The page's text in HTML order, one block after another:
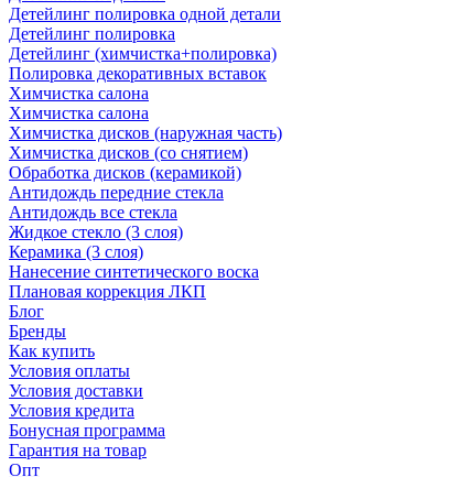
Детейлинг полировка одной детали
Детейлинг полировка
Детейлинг (химчистка+полировка)
Полировка декоративных вставок
Химчистка салона
Химчистка салона
Химчистка дисков (наружная часть)
Химчистка дисков (со снятием)
Обработка дисков (керамикой)
Антидождь передние стекла
Антидождь все стекла
Жидкое стекло (3 слоя)
Керамика (3 слоя)
Нанесение синтетического воска
Плановая коррекция ЛКП
Блог
Бренды
Как купить
Условия оплаты
Условия доставки
Условия кредита
Бонусная программа
Гарантия на товар
Опт